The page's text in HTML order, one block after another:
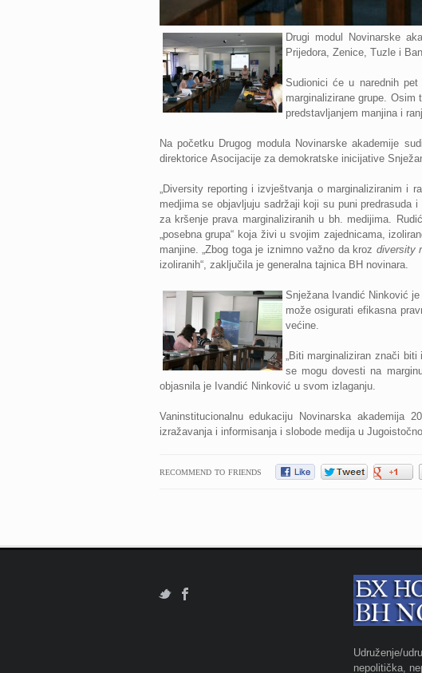
Drugi modul Novinarske
Prijedora, Zenice, Tuzle i
Sudionici će u narednih
marginalizirane grupe.
predstavljanjem manjina i
Na početku Drugog modula Novinarske akademije
direktorice Asocijacije za demokratske inicijative
„Diversity reporting i izvještvanja o marginaliziranim i
medjima se objavljuju sadržaji koji su puni predrasuda
za kršenje prava marginaliziranih u bh. medijima.
„posebna grupa“ koja živi u svojim zajednicama,
manjine. „Zbog toga je iznimno važno da kroz diversity
izoliranih“, zaključila je generalna tajnica BH novinara.
Snježana Ivandić Ninković
može osigurati efikasna
većine.
„Biti marginaliziran znači
se mogu dovesti na
objasnila je Ivandić Ninković u svom izlaganju.
Vaninstitucionalnu edukaciju Novinarska akademija
izražavanja i informisanja i slobode medija u
RECOMMEND TO FRIENDS
Udruženje/
nepolitička,